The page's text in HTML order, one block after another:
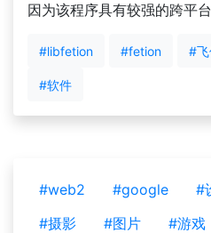
因为该程序具有较强的跨平
#libfetion #fetion #
#软件
#web2 #google #
#摄影
#图片 #游戏